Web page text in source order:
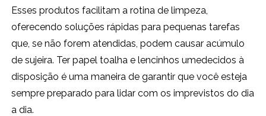
Esses produtos facilitam a rotina de limpeza,
oferecendo soluções rápidas para pequenas tarefas
que, se não forem atendidas, podem causar acúmulo
de sujeira. Ter papel toalha e lencinhos umedecidos à
disposição é uma maneira de garantir que você esteja
sempre preparado para lidar com os imprevistos do dia
a dia.